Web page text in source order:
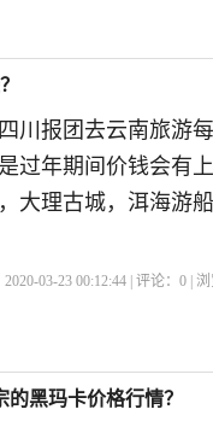
川报团去云南旅游
是过年期间价钱会有
大理古城，洱海游
03-23 00:12:44 | 评论：0 |
黑玛卡价格行情？